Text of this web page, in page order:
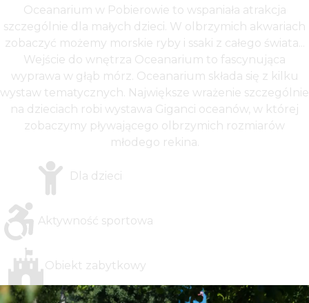
Oceanarium w Pobierowie to wspaniała atrakcja
szczególnie dla małych dzieci. W olbrzymich akwariach
zobaczyć możemy morskie ryby i ssaki z całego świata...
Wejście do wnętrza Oceanarium to fascynująca
wyprawa w głąb mórz. Oceanarium składa się z kilku
wystaw tematycznych. Największe wrażenie szczególnie
na dzieciach robi wystawa Giganci oceanów, w której
zobaczymy pływającego olbrzymich rozmiarów
młodego rekina.
Dla dzieci
Aktywność sportowa
Obiekt zabytkowy